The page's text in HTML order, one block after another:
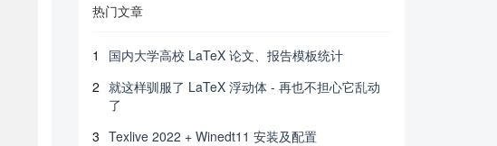
热门文章
1
国内大学高校 LaTeX 论文、报告模板统计
2 就这样驯服了 LaTeX 浮动体 - 再也不担心它乱动
了
3 Texlive 2022 + Winedt11 安装及配置